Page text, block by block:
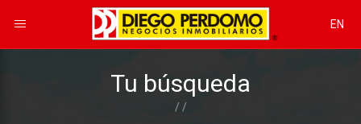
EN
Tu búsqueda
/ /